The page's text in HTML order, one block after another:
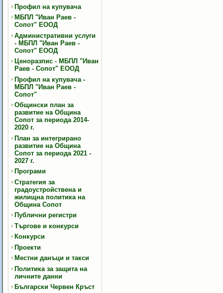
Профил на купувача
МБПЛ "Иван Раев -
Сопот" ЕООД
Административни услуги
- МБПЛ "Иван Раев -
Сопот" ЕООД
Ценоразпис - МБПЛ "Иван
Раев - Сопот" ЕООД
Профил на купувача -
МБПЛ "Иван Раев -
Сопот"
Общински план за
развитие на Община
Сопот за периода 2014-
2020 г.
План за интегрирано
развитие на Община
Сопот за периода 2021 -
2027 г.
Програми
Стратегия за
градоустройствена и
жилищна политика на
Община Сопот
Публични регистри
Търгове и конкурси
Конкурси
Проекти
Местни данъци и такси
Политика за защита на
личните данни
Български Червен Кръст